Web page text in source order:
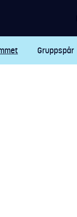
Gruppspår